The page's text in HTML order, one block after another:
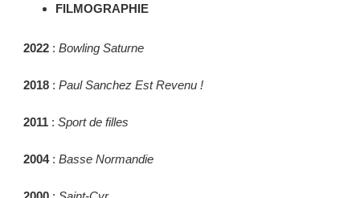
FILMOGRAPHIE
2022 : Bowling Saturne
2018 : Paul Sanchez Est Revenu !
2011 : Sport de filles
2004 : Basse Normandie